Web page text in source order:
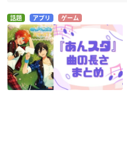
話題 アプリ ゲーム